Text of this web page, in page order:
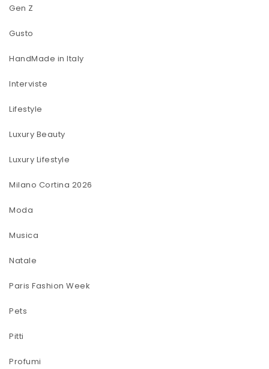
Gen Z
Gusto
HandMade in Italy
Interviste
Lifestyle
Luxury Beauty
Luxury Lifestyle
Milano Cortina 2026
Moda
Musica
Natale
Paris Fashion Week
Pets
Pitti
Profumi